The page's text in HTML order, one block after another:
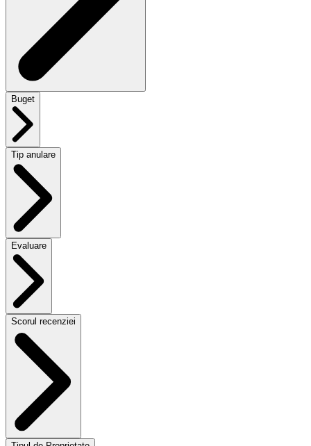
Buget
Tip anulare
Evaluare
Scorul recenziei